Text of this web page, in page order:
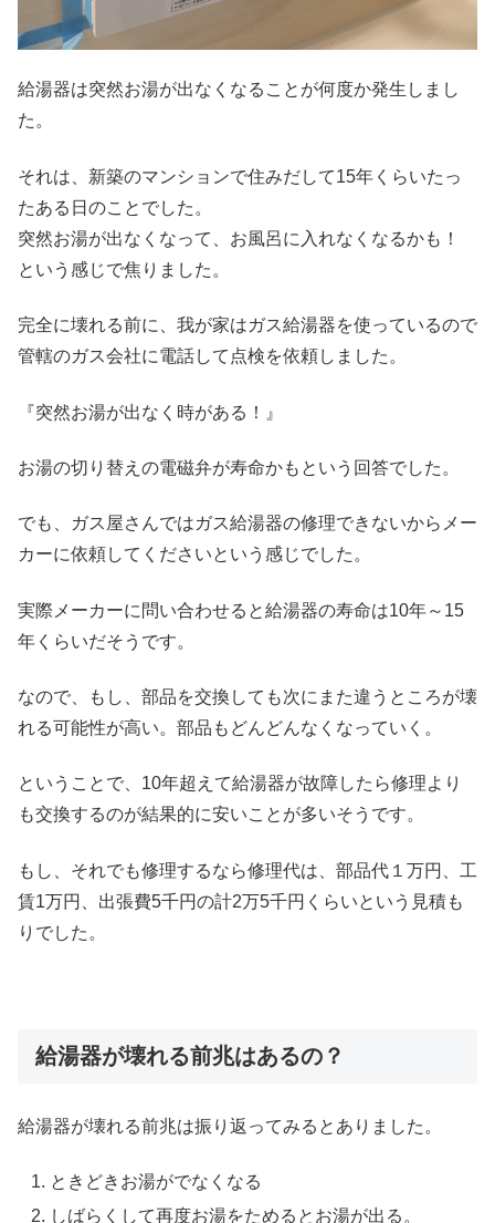
給湯器は突然お湯が出なくなることが何度か発生しまし
た。
それは、新築のマンションで住みだして15年くらいたっ
たある日のことでした。
突然お湯が出なくなって、お風呂に入れなくなるかも！
という感じで焦りました。
完全に壊れる前に、我が家はガス給湯器を使っているので
管轄のガス会社に電話して点検を依頼しました。
『突然お湯が出なく時がある！』
お湯の切り替えの電磁弁が寿命かもという回答でした。
でも、ガス屋さんではガス給湯器の修理できないからメー
カーに依頼してくださいという感じでした。
実際メーカーに問い合わせると給湯器の寿命は10年～15
年くらいだそうです。
なので、もし、部品を交換しても次にまた違うところが壊
れる可能性が高い。部品もどんどんなくなっていく。
ということで、10年超えて給湯器が故障したら修理より
も交換するのが結果的に安いことが多いそうです。
もし、それでも修理するなら修理代は、部品代１万円、工
賃1万円、出張費5千円の計2万5千円くらいという見積も
りでした。
給湯器が壊れる前兆はあるの？
給湯器が壊れる前兆は振り返ってみるとありました。
ときどきお湯がでなくなる
しばらくして再度お湯をためるとお湯が出る。